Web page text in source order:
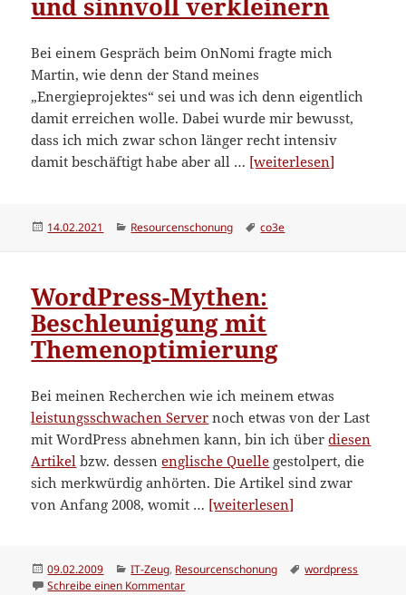
und sinnvoll verkleinern
Bei einem Gespräch beim OnNomi fragte mich
Martin, wie denn der Stand meines
„Energieprojektes“ sei und was ich denn eigentlich
damit erreichen wolle. Dabei wurde mir bewusst,
dass ich mich zwar schon länger recht intensiv
damit beschäftigt habe aber all … [weiterlesen]
Veröffentlicht
14.02.2021 Kategorien
Resourcenschonung Schlagwörter
co3e
WordPress-Mythen:
Beschleunigung mit
Themenoptimierung
Bei meinen Recherchen wie ich meinem etwas
leistungsschwachen Server noch etwas von der Last
mit WordPress abnehmen kann, bin ich überdiesen
Artikel bzw. dessenenglische Quelle gestolpert, die
sich merkwürdig anhörten. Die Artikel sind zwar
von Anfang 2008, womit … [weiterlesen]
mit
Veröffentlicht
am
09.02.2009 Kategorien
IT-Zeug, Resourcenschonung Schlagwörter
wordpress
Schreibe einen Kommentarzu WordPress-Mythen: Beschleunigung